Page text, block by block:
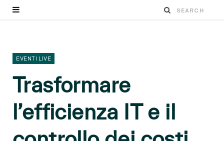
EVENTI LIVE
Trasformare
l’efficienza IT e il